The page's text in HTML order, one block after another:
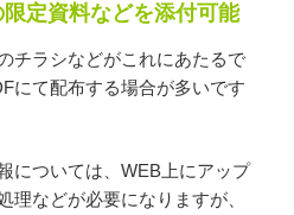
定資料などを添付可能
チラシなどがこれにあたるで
にて配布する場合が多いです
については、WEB上にアップ
理などが必要になりますが、